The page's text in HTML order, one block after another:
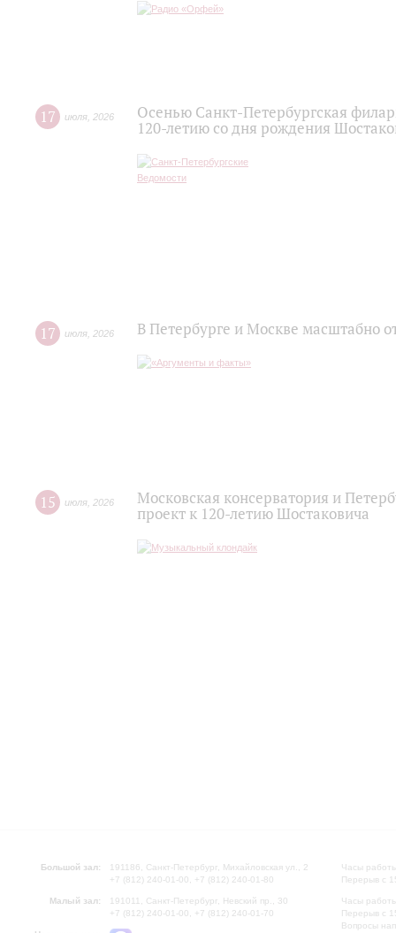
17 июля 2026
Осенью Санкт-Петербургская
120‑летию со дня рождения
17 июля 2026 В Петербурге и Москве масштабно
15 июля 2026
Московская консерватория и
проект к 120-летию Шостаковича
Большой зал:
191186, Санкт-Петербург, Михайловская ул., 2
+7 (812) 240-01-00, +7 (812) 240-01-80
Малый зал:
191011, Санкт-Петербург, Невский пр., 30
+7 (812) 240-01-00, +7 (812) 240-01-70
Часы
Перерыв с
Часы
Перерыв с
Вопросы